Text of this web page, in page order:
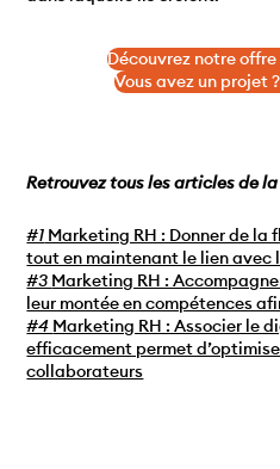
Découvrez notre
Vous avez un projet
Retrouvez tous les articles de
#1 Marketing RH : Donner de
tout en maintenant le lien avec
#3 Marketing RH :
leur montée en compétences
#4 Marketing RH : Associer le
efficacement permet
collaborateurs